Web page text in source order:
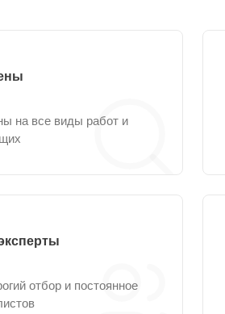
на все виды работ и
отбор и постоянное